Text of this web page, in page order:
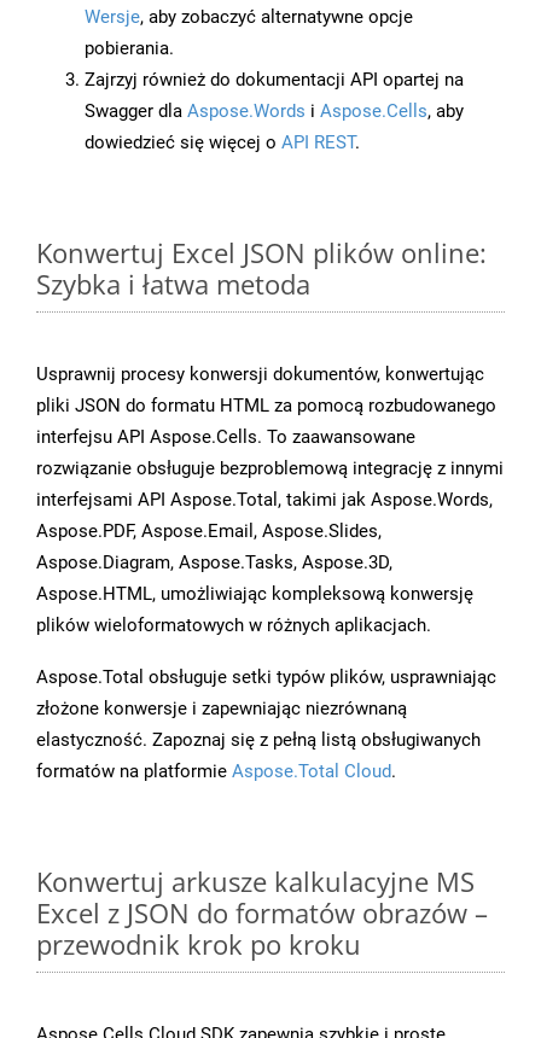
Wersje, aby zobaczyć alternatywne opcje
pobierania.
Zajrzyj również do dokumentacji API opartej na
Swagger dla Aspose.Words i Aspose.Cells, aby
dowiedzieć się więcej o API REST.
Konwertuj Excel JSON plików online:
Szybka i łatwa metoda
Usprawnij procesy konwersji dokumentów, konwertując
pliki JSON do formatu HTML za pomocą rozbudowanego
interfejsu API Aspose.Cells. To zaawansowane
rozwiązanie obsługuje bezproblemową integrację z innymi
interfejsami API Aspose.Total, takimi jak Aspose.Words,
Aspose.PDF, Aspose.Email, Aspose.Slides,
Aspose.Diagram, Aspose.Tasks, Aspose.3D,
Aspose.HTML, umożliwiając kompleksową konwersję
plików wieloformatowych w różnych aplikacjach.
Aspose.Total obsługuje setki typów plików, usprawniając
złożone konwersje i zapewniając niezrównaną
elastyczność. Zapoznaj się z pełną listą obsługiwanych
formatów na platformie Aspose.Total Cloud.
Konwertuj arkusze kalkulacyjne MS
Excel z JSON do formatów obrazów –
przewodnik krok po kroku